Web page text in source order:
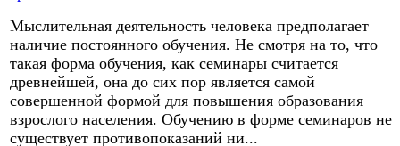
Мыслительная деятельность человека предполагает
наличие постоянного обучения. Не смотря на то, что
такая форма обучения, как семинары считается
древнейшей, она до сих пор является самой
совершенной формой для повышения образования
взрослого населения. Обучению в форме семинаров не
существует противопоказаний ни...